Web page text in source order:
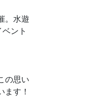
。水遊
ント
の思い
す！